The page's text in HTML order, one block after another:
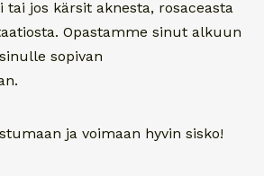
tai jos kärsit aknesta, rosaceasta
Opastamme sinut alkuun
sopivan
ja voimaan hyvin sisko!